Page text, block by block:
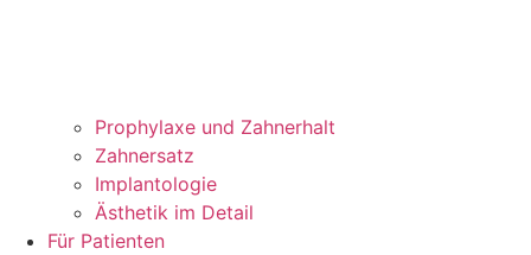
Prophylaxe und Zahnerhalt
Zahnersatz
Implantologie
Ästhetik im Detail
Für Patienten